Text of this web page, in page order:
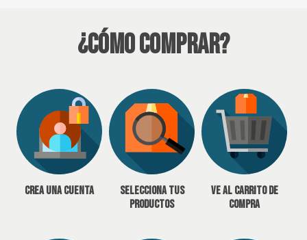
¿Cómo Comprar?
Crea una cuenta
Selecciona tus
productos
Ve al carrito de
compra